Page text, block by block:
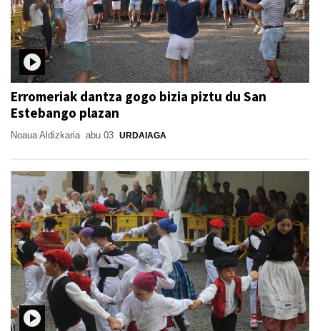
Erromeriak dantza gogo bizia piztu du San
Estebango plazan
Noaua Aldizkaria abu 03 URDAIAGA